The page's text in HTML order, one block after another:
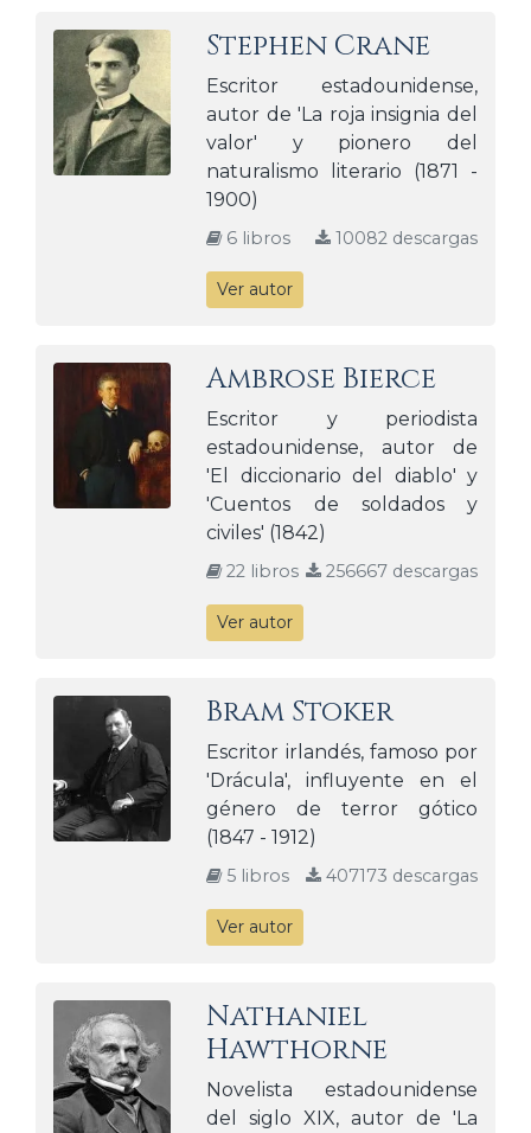
Stephen Crane
Escritor estadounidense,
autor de 'La roja insignia del
valor' y pionero del
naturalismo literario (1871 -
1900)
6 libros 10082 descargas
Ver autor
Ambrose Bierce
Escritor y periodista
estadounidense, autor de
'El diccionario del diablo' y
'Cuentos de soldados y
civiles' (1842)
22 libros 256667 descargas
Ver autor
Bram Stoker
Escritor irlandés, famoso por
'Drácula', influyente en el
género de terror gótico
(1847 - 1912)
5 libros 407173 descargas
Ver autor
Nathaniel
Hawthorne
Novelista estadounidense
del siglo XIX, autor de 'La